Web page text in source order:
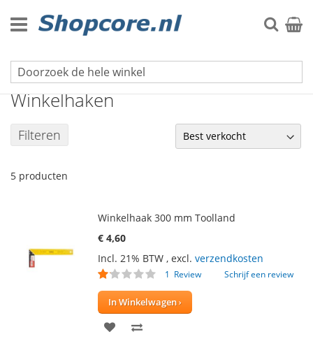
naar
de
Zoek
Meetgereedschap
Winkelhaken
Filteren
5 producten
Winkelhaak 300 mm Toolland
€ 4,60
Incl. 21% BTW , excl. verzendkosten
Waardering:
1 Review Schrijf een review
In Winkelwagen
VOEG